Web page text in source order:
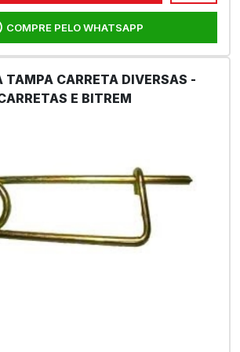
COMPRE PELO WHATSAPP
TAMPA CARRETA DIVERSAS -
E BITREM